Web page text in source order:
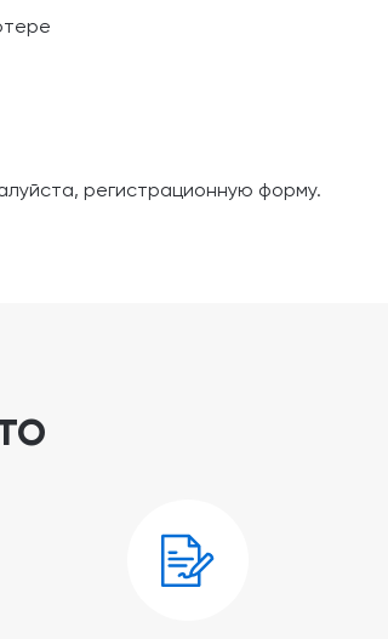
регистрационную форму.